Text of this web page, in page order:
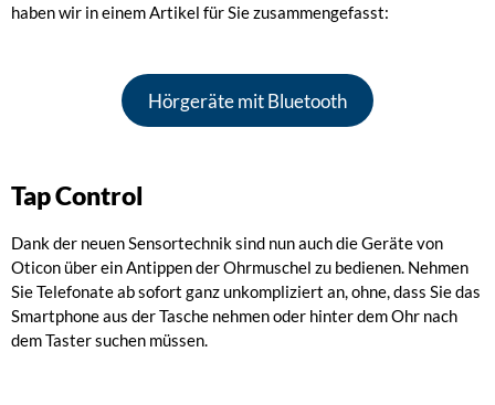
haben wir in einem Artikel für Sie zusammengefasst:
Hörgeräte mit Bluetooth
Tap Control
Dank der neuen Sensortechnik sind nun auch die Geräte von
Oticon über ein Antippen der Ohrmuschel zu bedienen. Nehmen
Sie Telefonate ab sofort ganz unkompliziert an, ohne, dass Sie das
Smartphone aus der Tasche nehmen oder hinter dem Ohr nach
dem Taster suchen müssen.